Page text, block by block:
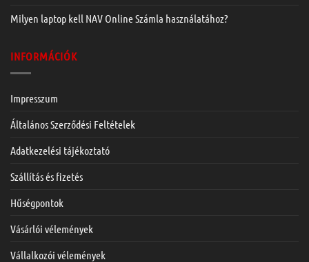
Milyen laptop kell NAV Online Számla használatához?
INFORMÁCIÓK
Impresszum
Általános Szerződési Feltételek
Adatkezelési tájékoztató
Szállítás és fizetés
Hűségpontok
Vásárlói vélemények
Vállalkozói vélemények